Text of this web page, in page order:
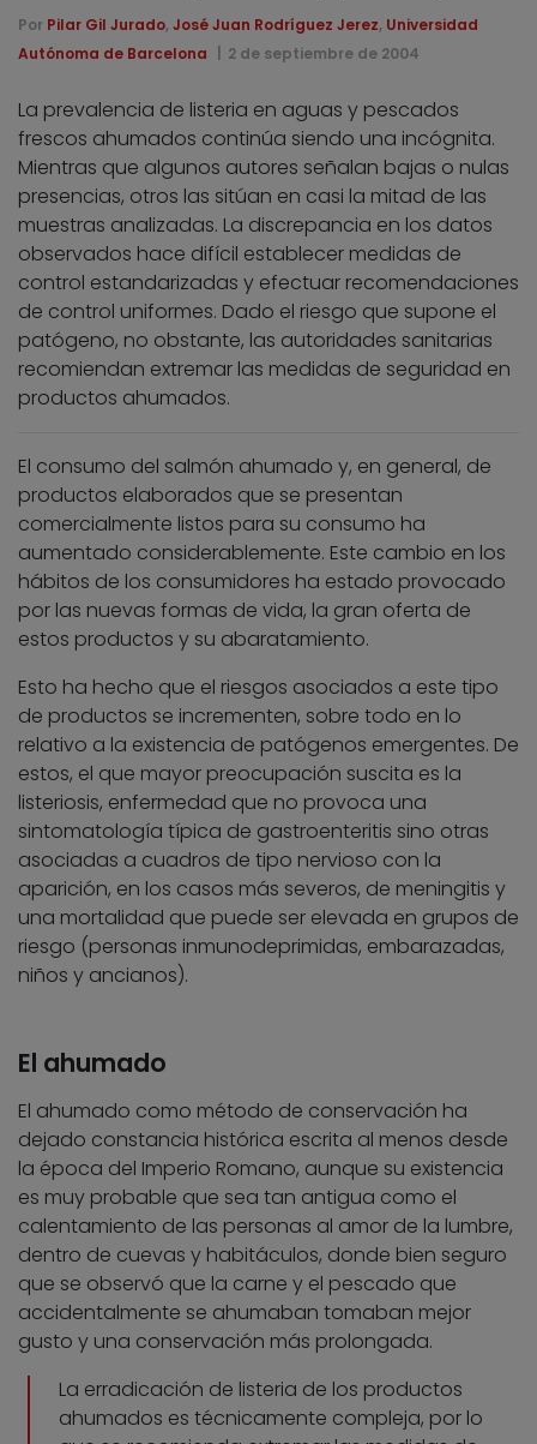
Por Pilar Gil Jurado, José Juan Rodríguez Jerez, Universidad
Autónoma de Barcelona
2 de septiembre de 2004
La prevalencia de listeria en aguas y pescados
frescos ahumados continúa siendo una incógnita.
Mientras que algunos autores señalan bajas o nulas
presencias, otros las sitúan en casi la mitad de las
muestras analizadas. La discrepancia en los datos
observados hace difícil establecer medidas de
control estandarizadas y efectuar recomendaciones
de control uniformes. Dado el riesgo que supone el
patógeno, no obstante, las autoridades sanitarias
recomiendan extremar las medidas de seguridad en
productos ahumados.
El consumo del salmón ahumado y, en general, de
productos elaborados que se presentan
comercialmente listos para su consumo ha
aumentado considerablemente. Este cambio en los
hábitos de los consumidores ha estado provocado
por las nuevas formas de vida, la gran oferta de
estos productos y su abaratamiento.
Esto ha hecho que el riesgos asociados a este tipo
de productos se incrementen, sobre todo en lo
relativo a la existencia de patógenos emergentes. De
estos, el que mayor preocupación suscita es la
listeriosis, enfermedad que no provoca una
sintomatología típica de gastroenteritis sino otras
asociadas a cuadros de tipo nervioso con la
aparición, en los casos más severos, de meningitis y
una mortalidad que puede ser elevada en grupos de
riesgo (personas inmunodeprimidas, embarazadas,
niños y ancianos).
El ahumado
El ahumado como método de conservación ha
dejado constancia histórica escrita al menos desde
la época del Imperio Romano, aunque su existencia
es muy probable que sea tan antigua como el
calentamiento de las personas al amor de la lumbre,
dentro de cuevas y habitáculos, donde bien seguro
que se observó que la carne y el pescado que
accidentalmente se ahumaban tomaban mejor
gusto y una conservación más prolongada.
La erradicación de listeria de los productos
ahumados es técnicamente compleja, por lo